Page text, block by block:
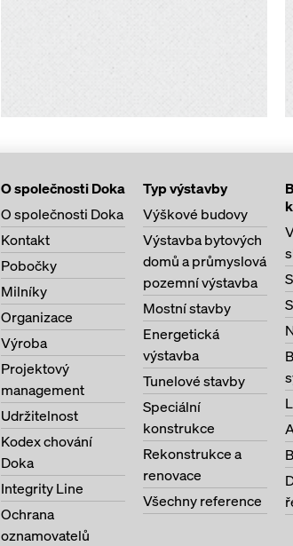
O společnosti Doka
O společnosti Doka
Kontakt
Pobočky
Milníky
Organizace
Výroba
Projektový
management
Udržitelnost
Kodex chování
Doka
Integrity Line
Ochrana
oznamovatelů
Typ výstavby
Výškové budovy
Výstavba bytových
domů a průmyslová
pozemní výstavba
Mostní stavby
Energetická
výstavba
Tunelové stavby
Speciální
konstrukce
Rekonstrukce a
renovace
Všechny reference